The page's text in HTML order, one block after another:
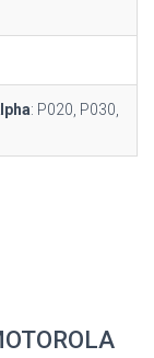
: P020, P030,